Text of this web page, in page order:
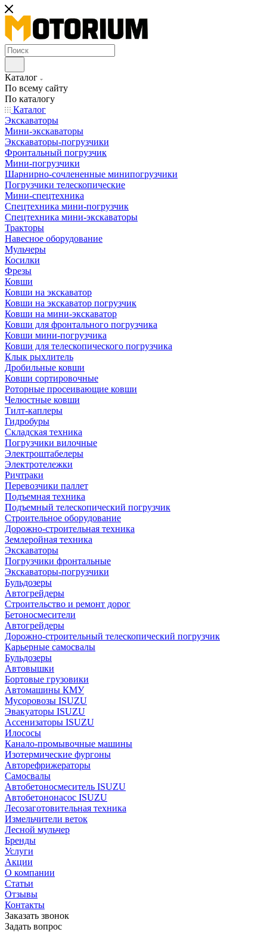
Каталог
По всему сайту
По каталогу
Каталог
Экскаваторы
Мини-экскаваторы
Экскаваторы-погрузчики
Фронтальный погрузчик
Мини-погрузчики
Шарнирно-сочлененные минипогрузчики
Погрузчики телескопические
Мини-спецтехника
Спецтехника мини-погрузчик
Спецтехника мини-экскаваторы
Тракторы
Навесное оборудование
Мульчеры
Косилки
Фрезы
Ковши
Ковши на экскаватор
Ковши на экскаватор погрузчик
Ковши на мини-экскаватор
Ковши для фронтального погрузчика
Ковши мини-погрузчика
Ковши для телескопического погрузчика
Клык рыхлитель
Дробильные ковши
Ковши сортировочные
Роторные просеивающие ковши
Челюстные ковши
Тилт-каплеры
Гидробуры
Складская техника
Погрузчики вилочные
Электроштабелеры
Электротележки
Ричтраки
Перевозчики паллет
Подъемная техника
Подъемный телескопический погрузчик
Строительное оборудование
Дорожно-строительная техника
Землеройная техника
Экскаваторы
Погрузчики фронтальные
Экскаваторы-погрузчики
Бульдозеры
Автогрейдеры
Строительство и ремонт дорог
Бетоносмесители
Автогрейдеры
Дорожно-строительный телескопический погрузчик
Карьерные самосвалы
Бульдозеры
Автовышки
Бортовые грузовики
Автомашины КМУ
Мусоровозы ISUZU
Эвакуаторы ISUZU
Ассенизаторы ISUZU
Илососы
Канало-промывочные машины
Изотермические фургоны
Авторефрижераторы
Самосвалы
Автобетоносмеситель ISUZU
Автобетононасос ISUZU
Лесозаготовительная техника
Измельчители веток
Лесной мульчер
Бренды
Услуги
Акции
О компании
Статьи
Отзывы
Контакты
Заказать звонок
Задать вопрос